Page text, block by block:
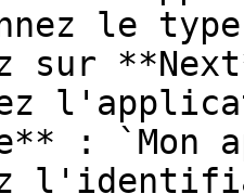
le
sur